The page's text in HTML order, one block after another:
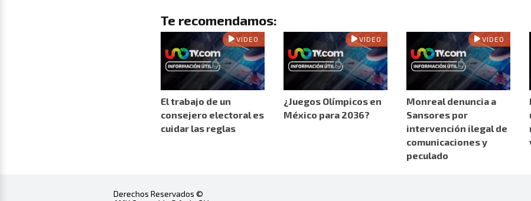
Te recomendamos:
VIDEO
El trabajo de un
consejero electoral es
cuidar las reglas
VIDEO
¿Juegos Olímpicos en
México para 2036?
VIDEO
Monreal denuncia a
Sansores por
intervención ilegal de
comunicaciones y
peculado
Derechos Reservados ©